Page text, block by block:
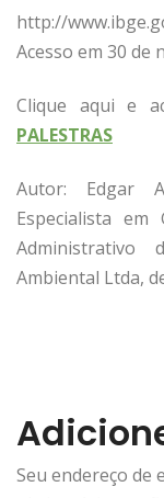
http://
Acesso em 30 de
Clique aqui e
PALESTRAS
Autor: Edgar
Especialista em
Administrativo
Ambiental Ltda,
Seu endereço de